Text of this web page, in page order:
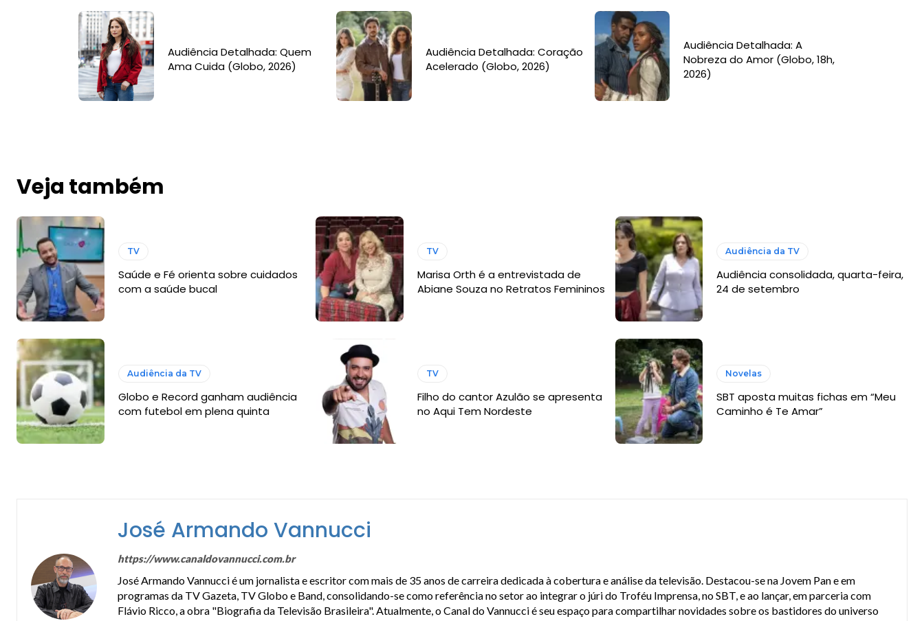
Audiência Detalhada: Quem
Ama Cuida (Globo, 2026)
Audiência Detalhada: Coração
Acelerado (Globo, 2026)
Audiência Detalhada: A
Nobreza do Amor (Globo, 18h,
2026)
Veja também
TV
Saúde e Fé orienta sobre cuidados
com a saúde bucal
TV
Marisa Orth é a entrevistada de
Abiane Souza no Retratos Femininos
Audiência da TV
Audiência consolidada, quarta-feira,
24 de setembro
Audiência da TV
Globo e Record ganham audiência
com futebol em plena quinta
TV
Filho do cantor Azulão se apresenta
no Aqui Tem Nordeste
Novelas
SBT aposta muitas fichas em “Meu
Caminho é Te Amar”
José Armando Vannucci
https://www.canaldovannucci.com.br
José Armando Vannucci é um jornalista e escritor com mais de 35 anos de carreira dedicada à cobertura e análise da televisão. Destacou-se na Jovem Pan e em
programas da TV Gazeta, TV Globo e Band, consolidando-se como referência no setor ao integrar o júri do Troféu Imprensa, no SBT, e ao lançar, em parceria com
Flávio Ricco, a obra "Biografia da Televisão Brasileira". Atualmente, o Canal do Vannucci é seu espaço para compartilhar novidades sobre os bastidores do universo